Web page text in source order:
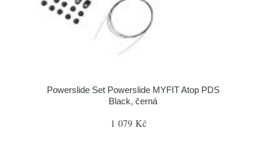
Powerslide Set Powerslide MYFIT Atop PDS
Black, černá
1 079 Kč